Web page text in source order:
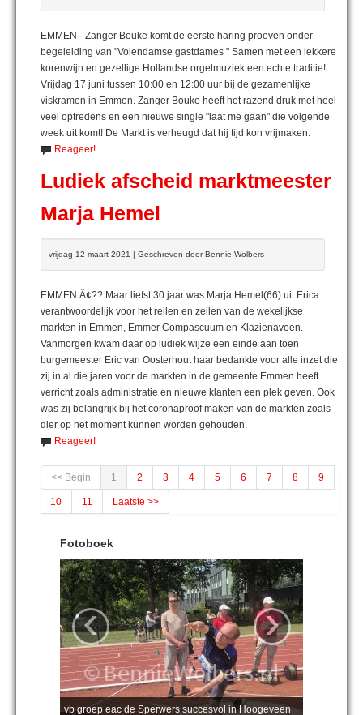
EMMEN - Zanger Bouke komt de eerste haring proeven onder
begeleiding van "Volendamse gastdames " Samen met een lekkere
korenwijn en gezellige Hollandse orgelmuziek een echte traditie!
Vrijdag 17 juni tussen 10:00 en 12:00 uur bij de gezamenlijke
viskramen in Emmen. Zanger Bouke heeft het razend druk met heel
veel optredens en een nieuwe single "laat me gaan" die volgende
week uit komt! De Markt is verheugd dat hij tijd kon vrijmaken.
Reageer!
Ludiek afscheid marktmeester
Marja Hemel
vrijdag 12 maart 2021 | Geschreven door Bennie Wolbers
EMMEN Ã¢?? Maar liefst 30 jaar was Marja Hemel(66) uit Erica
verantwoordelijk voor het reilen en zeilen van de wekelijkse
markten in Emmen, Emmer Compascuum en Klazienaveen.
Vanmorgen kwam daar op ludiek wijze een einde aan toen
burgemeester Eric van Oosterhout haar bedankte voor alle inzet die
zij in al die jaren voor de markten in de gemeente Emmen heeft
verricht zoals administratie en nieuwe klanten een plek geven. Ook
was zij belangrijk bij het coronaproof maken van de markten zoals
dier op het moment kunnen worden gehouden.
Reageer!
<< Begin 1 2 3 4 5 6 7 8 9
10 11 Laatste >>
Fotoboek
vb groep eac de Sperwers succesvol in Hoogeveen
‹ ›